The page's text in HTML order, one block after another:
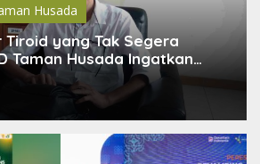
Husada
Tiroid yang Tak Segera
Taman Husada Ingatkan